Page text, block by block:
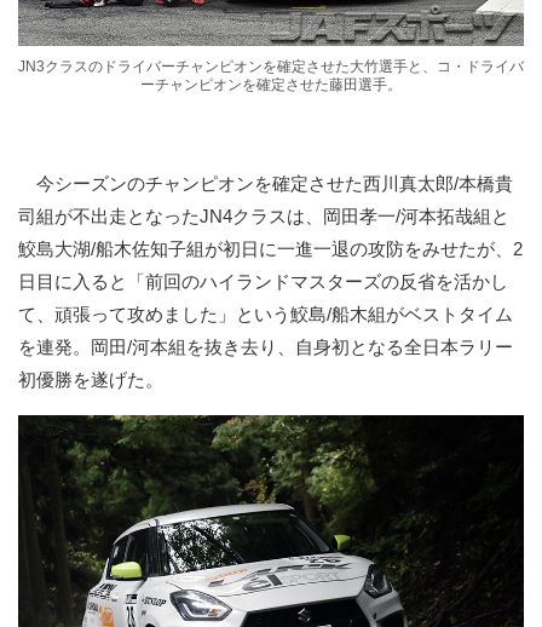
JN3クラスのドライバーチャンピオンを確定させた大竹選手と、コ・ドライバ
ーチャンピオンを確定させた藤田選手。
今シーズンのチャンピオンを確定させた西川真太郎/本橋貴
司組が不出走となったJN4クラスは、岡田孝一/河本拓哉組と
鮫島大湖/船木佐知子組が初日に一進一退の攻防をみせたが、2
日目に入ると「前回のハイランドマスターズの反省を活かし
て、頑張って攻めました」という鮫島/船木組がベストタイム
を連発。岡田/河本組を抜き去り、自身初となる全日本ラリー
初優勝を遂げた。